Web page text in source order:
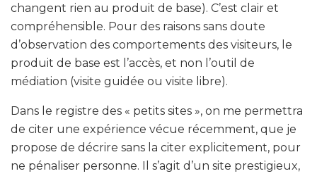
changent rien au produit de base). C’est clair et
compréhensible. Pour des raisons sans doute
d’observation des comportements des visiteurs, le
produit de base est l’accès, et non l’outil de
médiation (visite guidée ou visite libre).
Dans le registre des « petits sites », on me permettra
de citer une expérience vécue récemment, que je
propose de décrire sans la citer explicitement, pour
ne pénaliser personne. Il s’agit d’un site prestigieux,